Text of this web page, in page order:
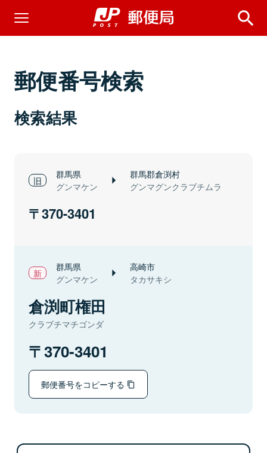
郵便番号検索
検索結果
群馬県
グンマケン
群馬郡倉渕村
グンマグンクラブチムラ
370-3401
群馬県
グンマケン
高崎市
タカサキシ
倉渕町権田
クラブチマチゴンダ
370-3401
郵便番号をコピーする